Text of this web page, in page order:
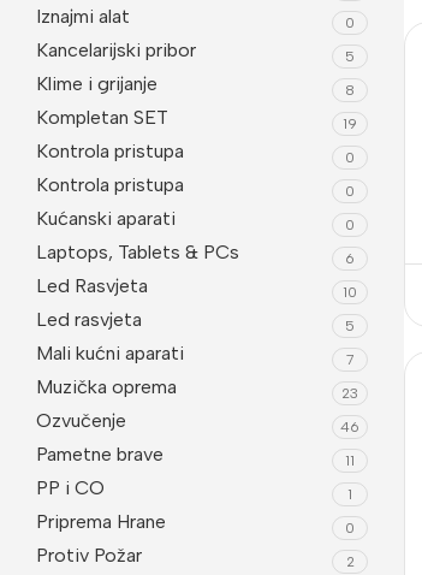
Dodatna Oprema
BNC konektori
Kutije za kamere
Nosači za kamere
Iznajmi alat 0
Kancelarijski pribor 5
Klime i grijanje 8
Kompletan SET 19
Kontrola pristupa 0
Kontrola pristupa 0
Kućanski aparati 0
Laptops, Tablets & PCs 6
Led Rasvjeta 10
Led rasvjeta 5
Mali kućni aparati 7
Muzička oprema 23
Ozvučenje 46
Pametne brave 11
PP i CO 1
Priprema Hrane 0
Protiv Požar 2